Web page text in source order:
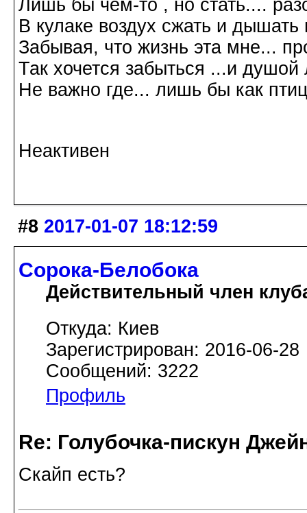
Лишь бы чем-то , но стать....
В кулаке воздух сжать и
Забывая, что жизнь эта мне...
Так хочется забыться ...и душой
Не важно где... лишь бы как
Неактивен
#8 2017-01-07 18:12:59
Сорока-Белобока
Действительный член
Откуда: Киев
Зарегистрирован: 2016-06-28
Сообщений: 3222
Профиль
Re: Голубочка-пискун
Скайп есть?